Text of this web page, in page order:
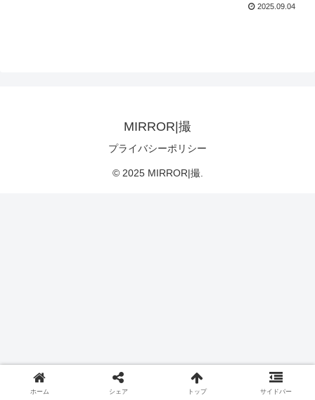
2025.09.04
MIRROR|撮
プライバシーポリシー
© 2025 MIRROR|撮.
ホーム シェア トップ サイドバー